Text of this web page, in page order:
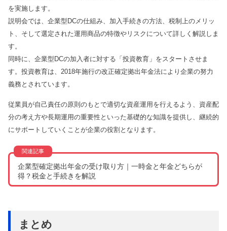
を実施します。
説明会では、企業型DCの仕組み、加入手続きの方法、税制上のメリッ
ト、そして選定された運用商品の特徴やリスクについて詳しく解説しま
す。
同時に、企業型DCの加入者に対する「投資教育」をスタートさせま
す。投資教育は、2018年施行の改正確定拠出年金法により企業の努力
義務とされています。
従業員が自己責任の原則のもとで適切な資産運用を行えるよう、資産配
分の考え方や長期運用の重要性といった基礎的な知識を提供し、継続的
にサポートしていくことが企業の役割となります。
企業型確定拠出年金の受け取り方｜一時金と年金どちらが
得？税金と手続きを解説
まとめ